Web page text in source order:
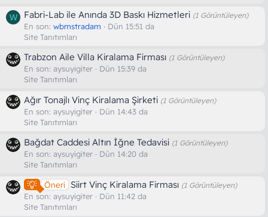
W Fabri-Lab ile Anında 3D Baskı Hizmetleri (1 Görüntüleyen)
En son: wbmstradam
Dün 15:51 da
Site Tanıtımları
Trabzon Aile Villa Kiralama Firması (1 Görüntüleyen)
En son: aysuyigiter
Dün 15:39 da
Site Tanıtımları
Ağır Tonajlı Vinç Kiralama Şirketi (1 Görüntüleyen)
En son: aysuyigiter
Dün 14:43 da
Site Tanıtımları
Bağdat Caddesi Altın İğne Tedavisi (1 Görüntüleyen)
En son: aysuyigiter
Dün 14:20 da
Site Tanıtımları
Öneri Siirt Vinç Kiralama Firması (1 Görüntüleyen)
En son: aysuyigiter
Dün 11:42 da
Site Tanıtımları